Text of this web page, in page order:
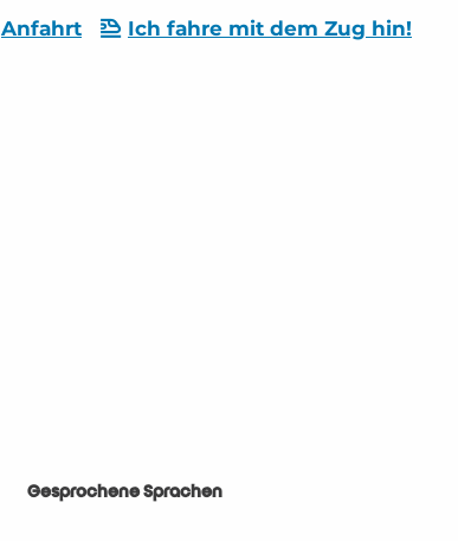
Anfahrt Ich fahre mit dem Zug hin!
Gesprochene Sprachen
Gesprochene Sprachen